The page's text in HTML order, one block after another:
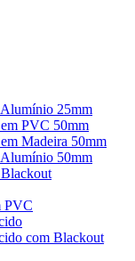
25mm
PVC 50mm
Madeira 50mm
50mm
PVC
com Blackout